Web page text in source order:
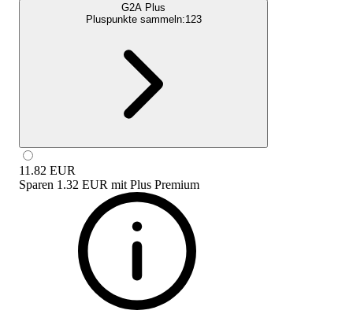
G2A Plus
Pluspunkte sammeln:123
11.82 EUR
Sparen 1.32 EUR mit Plus Premium